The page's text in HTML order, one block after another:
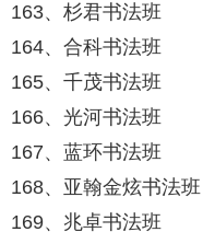
163、杉君书法班
164、合科书法班
165、千茂书法班
166、光河书法班
167、蓝环书法班
168、亚翰金炫书法班
169、兆卓书法班